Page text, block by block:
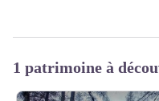
1 patrimoine à